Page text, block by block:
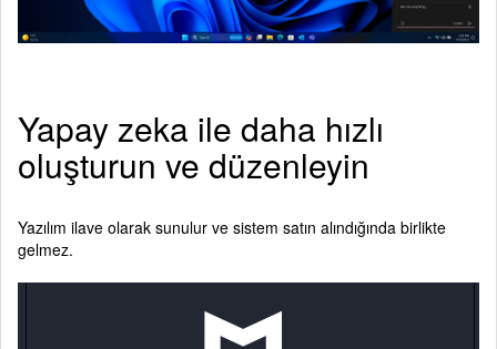
Yapay zeka ile daha hızlı
oluşturun ve düzenleyin
Yazılım ilave olarak sunulur ve sistem satın alındığında birlikte
gelmez.